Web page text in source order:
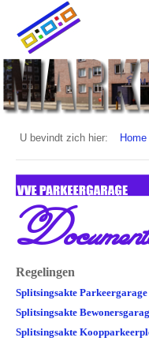
home
Markenhoven
Documenten
Veiligheid (mijn buurt
Nieuwsbrieven
Hof 1
U bevindt zich hier: Home
Regelingen
Splitsingsakte
Splitsingsakte
Splitsingsakte